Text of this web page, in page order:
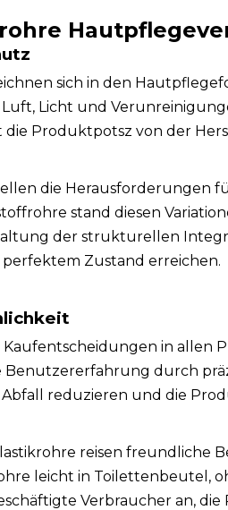
sich in den
Licht und
Produktpotsz von der
die Herausforderungen
stand diesen
der strukturellen
Zustand erreichen.
in allen
Benutzererfahrung durch
reduzieren und die
reisen freundliche
leicht in Toilettenbeutel,
Verbraucher an, die